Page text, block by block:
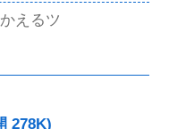
えるツ
278K)